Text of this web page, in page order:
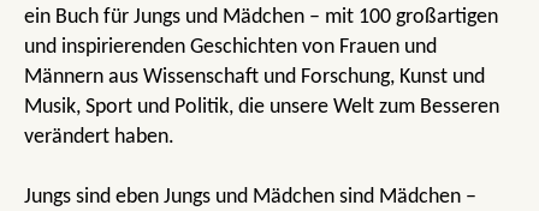
ein Buch für Jungs und Mädchen – mit 100 großartigen
und inspirierenden Geschichten von Frauen und
Männern aus Wissenschaft und Forschung, Kunst und
Musik, Sport und Politik, die unsere Welt zum Besseren
verändert haben.
Jungs sind eben Jungs und Mädchen sind Mädchen –